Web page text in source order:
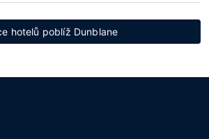
hotelů poblíž Dunblane